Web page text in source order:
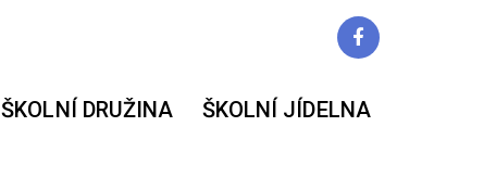
ŠKOLNÍ DRUŽINA ŠKOLNÍ JÍDELNA